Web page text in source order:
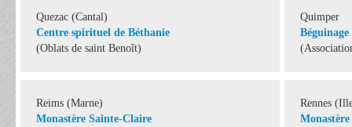
Quezac (Cantal)
Centre spirituel de Béthanie
(Oblats de saint Benoît)
Quimper
Reims (Marne)
Monastère Sainte-Claire
Rennes